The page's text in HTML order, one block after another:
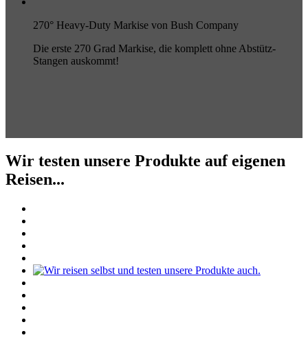
270° Heavy-Duty Markise von Bush Company
Die erste 270 Grad Markise, die komplett ohne Abstütz-
Stangen auskommt!
Wir testen unsere Produkte auf eigenen
Reisen...